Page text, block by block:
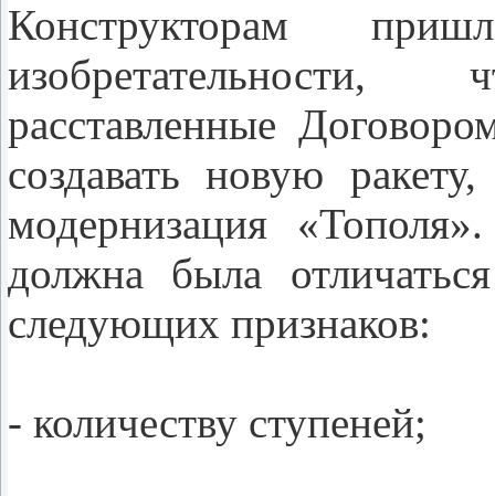
Конструкторам
расставленные
создавать новую
модернизация
должна была
следующих признаков:
- количеству ступеней;